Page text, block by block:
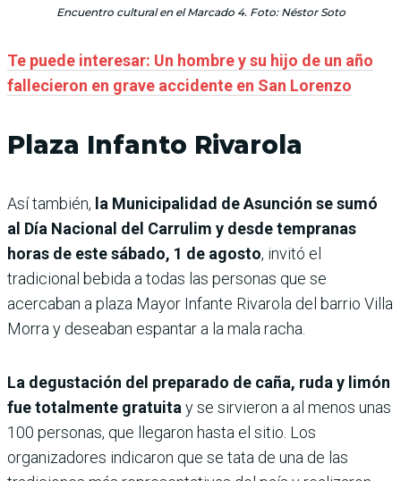
Encuentro cultural en el Marcado 4. Foto: Néstor Soto
Te puede interesar: Un hombre y su hijo de un año
fallecieron en grave accidente en San Lorenzo
Plaza Infanto Rivarola
Así también, la Municipalidad de Asunción se sumó
al Día Nacional del Carrulim y desde tempranas
horas de este sábado, 1 de agosto, invitó el
tradicional bebida a todas las personas que se
acercaban a plaza Mayor Infante Rivarola del barrio Villa
Morra y deseaban espantar a la mala racha.
La degustación del preparado de caña, ruda y limón
fue totalmente gratuita y se sirvieron a al menos unas
100 personas, que llegaron hasta el sitio. Los
organizadores indicaron que se tata de una de las